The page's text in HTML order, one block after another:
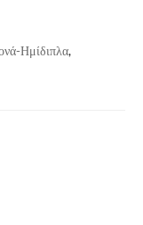
Ημίδιπλα,